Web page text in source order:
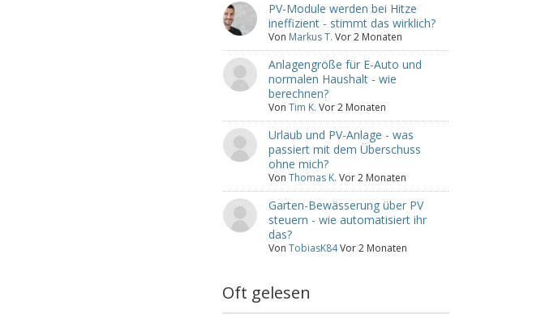
PV-Module werden bei Hitze
ineffizient - stimmt das wirklich?
Von Markus T. Vor 2 Monaten
Anlagengröße für E-Auto und
normalen Haushalt - wie
berechnen?
Von Tim K. Vor 2 Monaten
Urlaub und PV-Anlage - was
passiert mit dem Überschuss
ohne mich?
Von Thomas K. Vor 2 Monaten
Garten-Bewässerung über PV
steuern - wie automatisiert ihr
das?
Von TobiasK84 Vor 2 Monaten
Oft gelesen